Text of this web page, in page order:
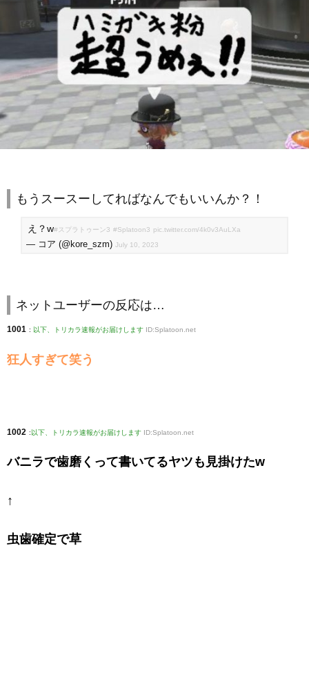
もうスースーしてればなんでもいいんか？！
え？w#スプラトゥーン3 #Splatoon3 pic.twitter.com/4k0v3AuLXa
— コア (@kore_szm) July 10, 2023
ネットユーザーの反応は…
1001 : 以下、トリカラ速報がお届けします ID:Splatoon.net
狂人すぎて笑う
1002 : 以下、トリカラ速報がお届けします ID:Splatoon.net
バニラで歯磨くって書いてるヤツも見掛けたw
↑
虫歯確定で草